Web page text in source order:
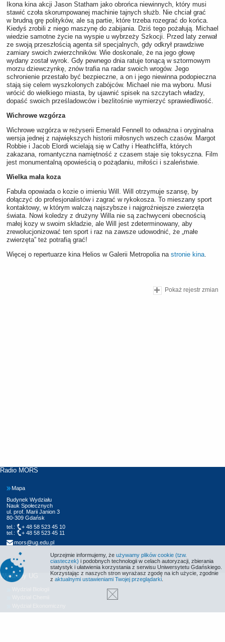
Ikona kina akcji Jason Statham jako obrońca niewinnych, który musi
stawić czoła skorumpowanej machinie tajnych służb. Nie chciał grać
w brudną grę polityków, ale są partie, które trzeba rozegrać do końca.
Kiedyś zrobili z niego maszynę do zabijania. Dziś tego pożałują. Michael
wiedzie samotne życie na wyspie u wybrzeży Szkocji. Przed laty zerwał
ze swoją przeszłością agenta sił specjalnych, gdy odkrył prawdziwe
zamiary swoich zwierzchników. Wie doskonale, że na jego głowę
wydany został wyrok. Gdy pewnego dnia ratuje tonącą w sztormowym
morzu dziewczynkę, znów trafia na radar swoich wrogów. Jego
schronienie przestało być bezpieczne, a on i jego niewinna podopieczna
stają się celem wyszkolonych zabójców. Michael nie ma wyboru. Musi
wrócić do wielkiego miasta, by ujawnić spisek na szczytach władzy,
dopaść swoich prześladowców i bezlitośnie wymierzyć sprawiedliwość.
Wichrowe wzgórza
Wichrowe wzgórza w reżyserii Emerald Fennell to odważna i oryginalna
wersja jednej z największych historii miłosnych wszech czasów. Margot
Robbie i Jacob Elordi wcielają się w Cathy i Heathcliffa, których
zakazana, romantyczna namiętność z czasem staje się toksyczna. Film
jest monumentalną opowieścią o pożądaniu, miłości i szaleństwie.
Wielka mała koza
Fabuła opowiada o kozie o imieniu Will. Will otrzymuje szansę, by
dołączyć do profesjonalistów i zagrać w rykokosza. To mieszany sport
kontaktowy, w którym walczą najszybsze i najgroźniejsze zwierzęta
świata. Nowi koledzy z drużyny Willa nie są zachwyceni obecnością
małej kozy w swoim składzie, ale Will jest zdeterminowany, aby
zrewolucjonizować ten sport i raz na zawsze udowodnić, że „małe
zwierzęta” też potrafią grać!
Więcej o repertuarze kina Helios w Galerii Metropolia na stronie kina.
Pokaż rejestr zmian
Radio MORS
Mapa
Budynek Wydziału
Nauk Społecznych
ul. prof. Marii Janion 3
80-309 Gdańsk
tel.:
+ 48 58 523 45 10
tel.:
+ 48 58 523 45 11
mors@ug.edu.pl
Wydziały UG
Wydział Filologiczny
Uprzejmie informujemy, że używamy plików cookie (tzw.
ciasteczek) i podobnych technologii w celach autoryzacji, zbierania
statystyk i ułatwienia korzystania z serwisu Uniwersytetu Gdańskiego.
Korzystając z naszych stron wyrażasz zgodę na ich użycie, zgodnie
z aktualnymi ustawieniami Twojej przeglądarki